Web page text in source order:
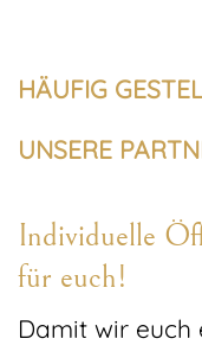
HÄUFIG
UNSERE
Individuelle
für euch!
Damit wir euch